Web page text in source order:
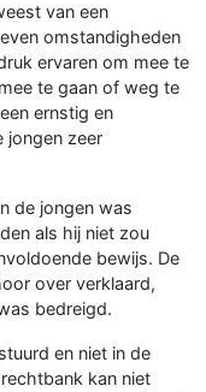
van een
omstandigheden
ervaren om mee te
te gaan of weg te
ernstig en
jongen zeer
de jongen was
als hij niet zou
bewijs. De
over verklaard,
bedreigd.
en niet in de
kan niet